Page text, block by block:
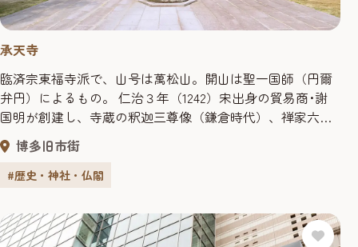
承天寺
臨済宗東福寺派で、山号は萬松山。開山は聖一国師（円爾
弁円）によるもの。 仁治３年（1242）宋出身の貿易商･謝
国明が創建し、寺蔵の釈迦三尊像（鎌倉時代）、禅家六祖
像（鎌倉時代）、銅鐘（高麗時代）は国の重要文化財に指
定されています。 昭和50年（1975）、韓国の新安沖海底引
揚げの沈没船から承天寺の塔頭のひとつである釣寂庵の銘
の関与が証明...
博多旧市街
#歴史・神社・仏閣